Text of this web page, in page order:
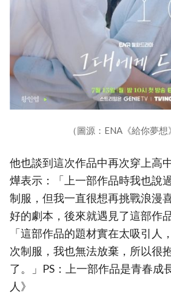
（圖源：ENA《給你夢想
他也談到這次作品中再次穿上高
燁表示：「上一部作品時我也說
制服，但我一直很想再挑戰浪漫
好的劇本，後來就遇見了這部作
「這部作品的題材實在太吸引人
次制服，我也無法放棄，所以很
了。」PS：上一部作品是青春成
人》